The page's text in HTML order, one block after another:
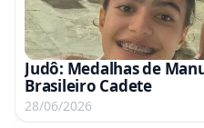
Judô: Medalhas de
Brasileiro Cadete
28/06/2026